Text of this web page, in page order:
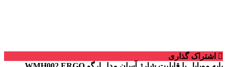
اشتراک گذاری